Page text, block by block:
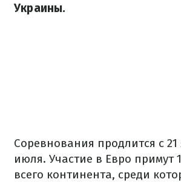
Украины.
Соревнования продлится с
июля. Участие в Евро примут
всего континента, среди